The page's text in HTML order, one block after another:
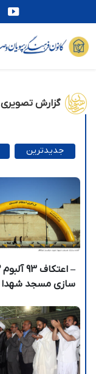
گزارش تصویری
جدیدترین
سازی مسجد شهدا